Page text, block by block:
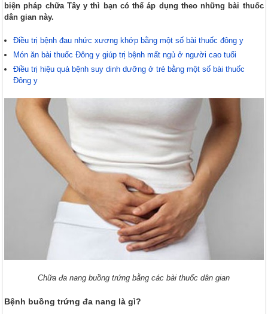
biện pháp chữa Tây y thì bạn có thể áp dụng theo những bài thuốc
dân gian này.
Điều trị bệnh đau nhức xương khớp bằng một số bài thuốc đông y
Món ăn bài thuốc Đông y giúp trị bệnh mất ngủ ở người cao tuổi
Điều trị hiệu quả bệnh suy dinh dưỡng ở trẻ bằng một số bài thuốc
Đông y
Chữa đa nang buồng trứng bằng các bài thuốc dân gian
Bệnh buồng trứng đa nang là gì?